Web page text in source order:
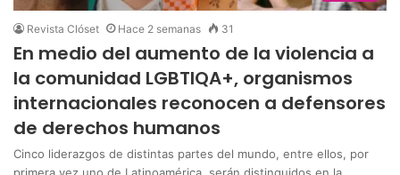
Revista Clóset Hace 2 semanas 31
En medio del aumento de la violencia a
la comunidad LGBTIQA+, organismos
internacionales reconocen a defensores
de derechos humanos
Cinco liderazgos de distintas partes del mundo, entre ellos, por